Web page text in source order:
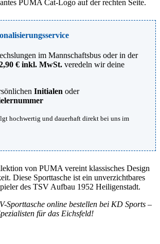
PUMA Cat-Logo auf der rechten Seite.
im Mannschaftsbus oder in der
€ inkl. MwSt. veredeln wir deine
Initialen oder
hochwertig und dauerhaft direkt bei uns im
von PUMA vereint klassisches Design
Diese Sporttasche ist ein unverzichtbares
des TSV Aufbau 1952 Heiligenstadt.
Sporttasche online bestellen bei KD Sports –
für das Eichsfeld!